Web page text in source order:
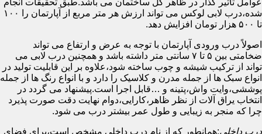
شده،درب لابی لوکس می تواند ارزش هر متر مربع از آپارتمان را ۱۰۰
تا ۵۰۰ هزار تومان افزایش دهد.
اصولاً درب ورودی آپارتمان با توجه به عرض و ارتفاع می تواند
ضخامتی بین ۵ تا ۷ سانتی متر داشته باشد و همچنین درب لابی می
تواند از ترکیب شیشه و چوب ساخته شود،علاوه بر این قابلیت تولید در
انواع سبک ها از جمله مدرن و کلاسیک را دارد و با انواع رنگ ها از جمله
پوششی،وایت واش،پتینه و …قابل اجرا است.پیشنهاد می گردد در
انتخاب یراق آلات از نظر ظاهر،کارایی،دوام نهایت دقت صورت پذیرد
چرا که منجر به زیبایی و طول عمر بیشتر درب می شود.
درب داخلی:همانطور که از نام درب داخلی مشخص است،برای فضای